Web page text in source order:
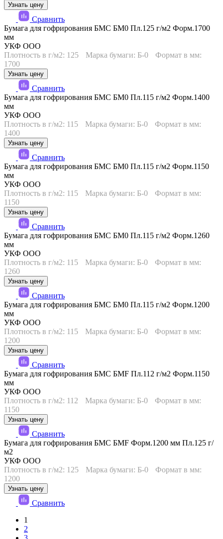
Узнать цену
Сравнить
Бумага для гофрирования БМС БМ0 Пл.125 г/м2 Форм.1700
мм
УКФ ООО
Плотность в г/м2: 125
Марка бумаги: Б-0
Формат в мм:
1700
Узнать цену
Сравнить
Бумага для гофрирования БМС БМ0 Пл.115 г/м2 Форм.1400
мм
УКФ ООО
Плотность в г/м2: 115
Марка бумаги: Б-0
Формат в мм:
1400
Узнать цену
Сравнить
Бумага для гофрирования БМС БМ0 Пл.115 г/м2 Форм.1150
мм
УКФ ООО
Плотность в г/м2: 115
Марка бумаги: Б-0
Формат в мм:
1150
Узнать цену
Сравнить
Бумага для гофрирования БМС БМ0 Пл.115 г/м2 Форм.1260
мм
УКФ ООО
Плотность в г/м2: 115
Марка бумаги: Б-0
Формат в мм:
1260
Узнать цену
Сравнить
Бумага для гофрирования БМС БМ0 Пл.115 г/м2 Форм.1200
мм
УКФ ООО
Плотность в г/м2: 115
Марка бумаги: Б-0
Формат в мм:
1200
Узнать цену
Сравнить
Бумага для гофрирования БМС БМF Пл.112 г/м2 Форм.1150
мм
УКФ ООО
Плотность в г/м2: 112
Марка бумаги: Б-0
Формат в мм:
1150
Узнать цену
Сравнить
Бумага для гофрирования БМС БМF Форм.1200 мм Пл.125 г/
м2
УКФ ООО
Плотность в г/м2: 125
Марка бумаги: Б-0
Формат в мм:
1200
Узнать цену
Сравнить
1
2